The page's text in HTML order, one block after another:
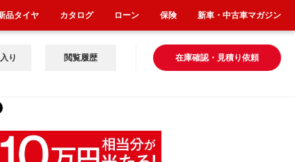
在庫確認・見積り依頼
り 閲覧履歴
品タイヤ カタログ ローン 保険 新車・中古車マガジン